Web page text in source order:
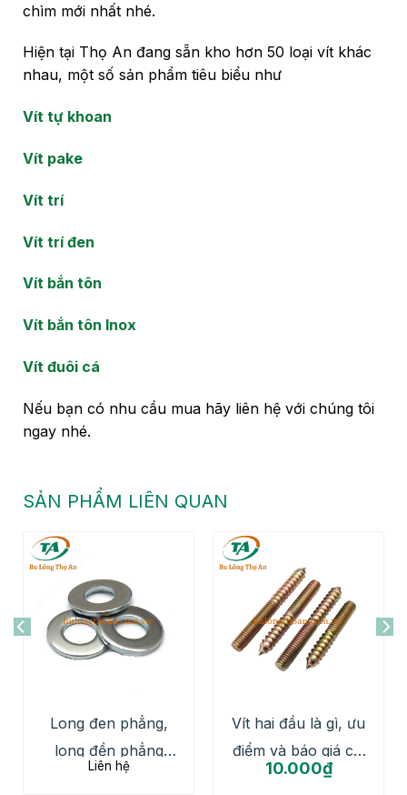
chìm mới nhất nhé.
Hiện tại Thọ An đang sẵn kho hơn 50 loại vít khác
nhau, một số sản phẩm tiêu biểu như
Vít tự khoan
Vít pake
Vít trí
Vít trí đen
Vít bắn tôn
Vít bắn tôn Inox
Vít đuôi cá
Nếu bạn có nhu cầu mua hãy liên hệ với chúng tôi
ngay nhé.
SẢN PHẨM LIÊN QUAN
Long đen phẳng,
long đền phẳng
chất lượng cao
Liên hệ
Vít hai đầu là gì, ưu
điểm và báo giá chi
tiết nhất 2026
10.000₫